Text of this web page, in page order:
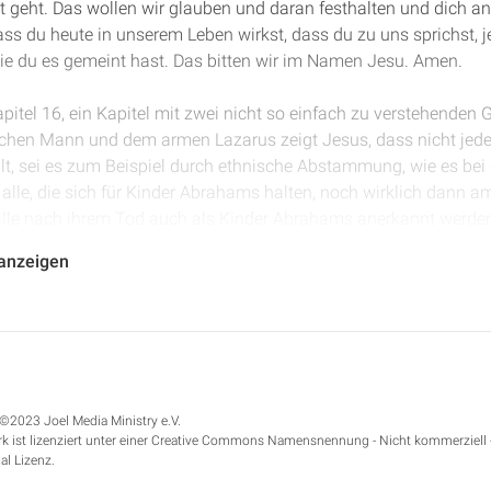
geht. Das wollen wir glauben und daran festhalten und dich
du heute in unserem Leben wirkst, dass du zu uns sprichst,
du es gemeint hast. Das bitten wir im Namen Jesu. Amen.
16, ein Kapitel mit zwei nicht so einfach zu verstehenden
Mann und dem armen Lazarus zeigt Jesus, dass nicht
sei es zum Beispiel durch ethnische Abstammung, wie es
die sich für Kinder Abrahams halten, noch wirklich dann
den Augen Gottes sehr viel mehr Kind Abrahams gewesen
das soll ausdrücken, diese symbolischen Worte des
die symbolischen Worte sollen ausdrücken: Wenn die
man nicht mehr etwas verschieben, dann können nicht mehr
Joel Media Ministry e.V.
ist lizenziert unter einer Creative Commons Namensnennung - Nicht kommerziell
Lizenz.